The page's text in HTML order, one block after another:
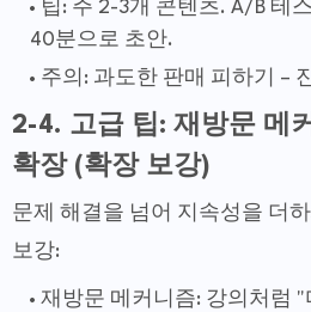
팁: 주 2-3개 콘텐츠. A/B 테
40분으로 초안.
주의: 과도한 판매 피하기 –
2-4. 고급 팁: 재방문 메
확장 (확장 보강)
문제 해결을 넘어 지속성을 더
보강:
재방문 메커니즘: 강의처럼